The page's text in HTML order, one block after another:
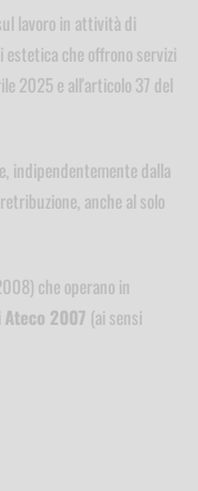
lavoro in attività di
estetica che offrono servizi
2025 e all'articolo 37 del
indipendentemente dalla
anche al solo
che operano in
Ateco 2007 (ai sensi